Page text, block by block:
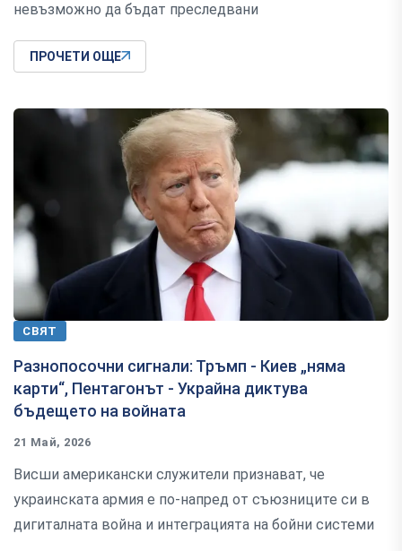
невъзможно да бъдат преследвани
ПРОЧЕТИ ОЩЕ
СВЯТ
Разнопосочни сигнали: Тръмп - Киев „няма
карти“, Пентагонът - Украйна диктува
бъдещето на войната
21 Май, 2026
Висши американски служители признават, че
украинската армия е по-напред от съюзниците си в
дигиталната война и интеграцията на бойни системи